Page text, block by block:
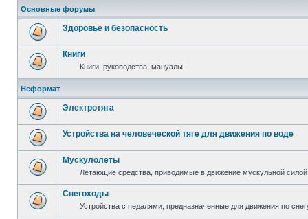
Основные форумы
Здоровье и безопасность
Книги
Книги, руководства. мануалы
Неформат
Электротяга
Устройства на человеческой тяге для движения по воде
Мускулолеты
Летающие средства, приводимые в движение мускульной силой
Снегоходы
Устройства с педалями, предназначенные для движения по